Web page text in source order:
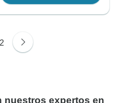
2
nuestros expertos en